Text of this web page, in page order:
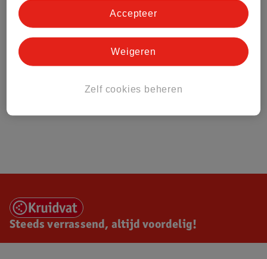
Steeds verrassend, altijd voordelig!
Zelf cookies beheren
Weigeren
Accepteer